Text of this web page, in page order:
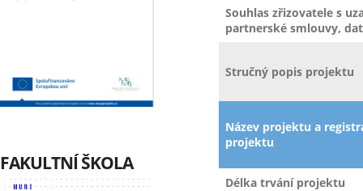
FAKULTNÍ ŠKOLA
Souhlas zřizovatele s
partnerské smlouvy,
Stručný popis projektu
Název projektu a
projektu
Délka trvání projektu